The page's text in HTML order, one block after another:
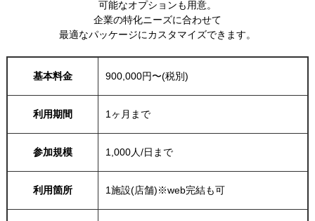
可能なオプションも用意。
企業の特化ニーズに合わせて
最適なパッケージにカスタマイズできます。
基本料金 900,000円〜(税別)
利用期間 1ヶ月まで
参加規模 1,000人/日まで
利用箇所 1施設(店舗)※web完結も可